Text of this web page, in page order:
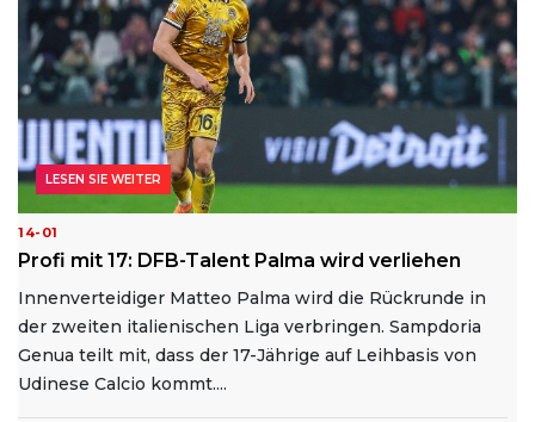
14-01
Profi mit 17: DFB-Talent Palma wird verliehen
Innenverteidiger Matteo Palma wird die Rückrunde in
der zweiten italienischen Liga verbringen. Sampdoria
Genua teilt mit, dass der 17-Jährige auf Leihbasis von
Udinese Calcio kommt....
LESEN SIE WEITER